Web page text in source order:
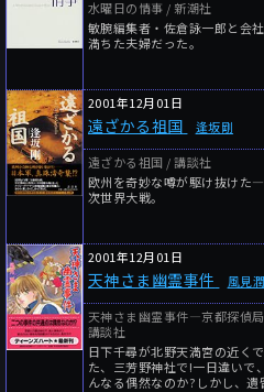
水曜日の情事 / 新潮社
敏腕編集者・佐倉詠一郎と会
満ちた夫婦だった。
2001年12月01日
遠ざかる祖国 逢坂剛
遠ざかる祖国 / 講談社
欧州を奇妙な噂が駆け抜けた
次世界大戦。
2001年12月01日
天神さま幽霊事件 風見潤
天神さま幽霊事件―京都探偵
講談社
日下千尋が北野天満宮の近く
た、三芳野神社で!一日違いで
んなる偶然なのか?しかし、